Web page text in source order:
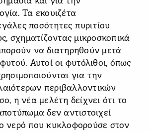
Τα εκουιζέτα
ποσότητες πυριτίου
σχηματίζοντας μικροσκοπικά
να διατηρηθούν μετά
Αυτοί οι φυτόλιθοι, όπως
για την
περιβαλλοντικών
η νέα μελέτη δείχνει ότι το
δεν αντιστοιχεί
νερό που κυκλοφορούσε στον